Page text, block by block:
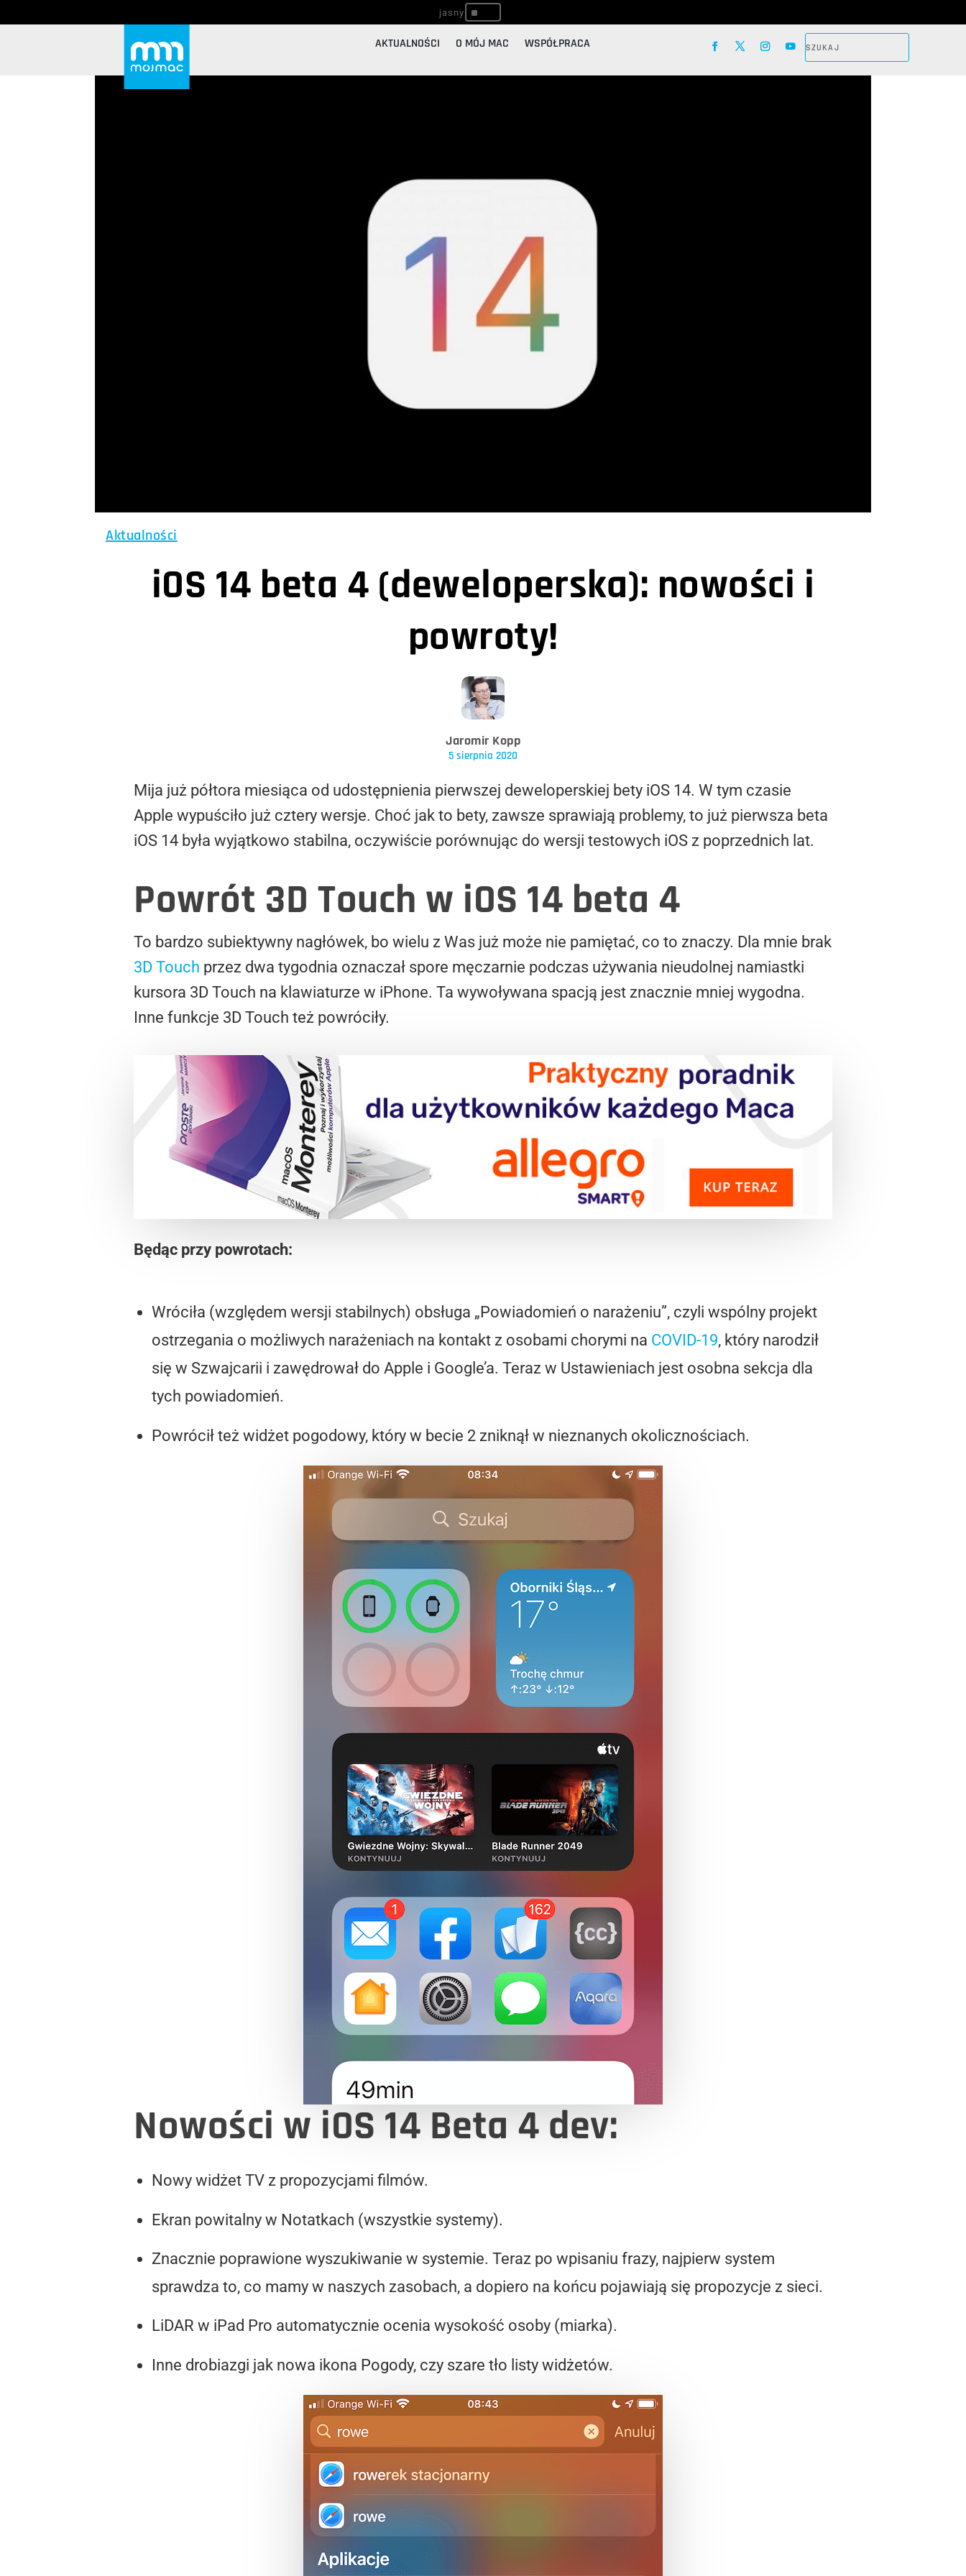
^
AKTUALNOŚCI O MÓJ MAC WSPÓŁPRACA
Aktualności
iOS 14 beta 4 (deweloperska): nowości i
powroty!
Jaromir Kopp
5 sierpnia 2020
Mija już półtora miesiąca od udostępnienia pierwszej deweloperskiej bety iOS 14. W tym czasie
Apple wypuściło już cztery wersje. Choć jak to bety, zawsze sprawiają problemy, to już pierwsza beta
iOS 14 była wyjątkowo stabilna, oczywiście porównując do wersji testowych iOS z poprzednich lat.
Powrót 3D Touch w iOS 14 beta 4
To bardzo subiektywny nagłówek, bo wielu z Was już może nie pamiętać, co to znaczy. Dla mnie brak
3D Touch przez dwa tygodnia oznaczał spore męczarnie podczas używania nieudolnej namiastki
kursora 3D Touch na klawiaturze w iPhone. Ta wywoływana spacją jest znacznie mniej wygodna.
Inne funkcje 3D Touch też powróciły.
Będąc przy powrotach:
Wróciła (względem wersji stabilnych) obsługa „Powiadomień o narażeniu”, czyli wspólny projekt
ostrzegania o możliwych narażeniach na kontakt z osobami chorymi na COVID-19, który narodził
się w Szwajcarii i zawędrował do Apple i Google’a. Teraz w Ustawieniach jest osobna sekcja dla
tych powiadomień.
Powrócił też widżet pogodowy, który w becie 2 zniknął w nieznanych okolicznościach.
Nowości w iOS 14 Beta 4 dev:
Nowy widżet TV z propozycjami filmów.
Ekran powitalny w Notatkach (wszystkie systemy).
Znacznie poprawione wyszukiwanie w systemie. Teraz po wpisaniu frazy, najpierw system
sprawdza to, co mamy w naszych zasobach, a dopiero na końcu pojawiają się propozycje z sieci.
LiDAR w iPad Pro automatycznie ocenia wysokość osoby (miarka).
Inne drobiazgi jak nowa ikona Pogody, czy szare tło listy widżetów.